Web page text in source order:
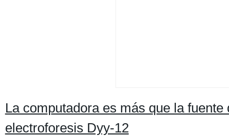
La computadora es más que la
electroforesis Dyy-12